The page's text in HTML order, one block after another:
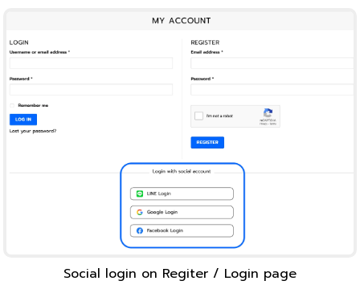
Social login on Regiter / Login page